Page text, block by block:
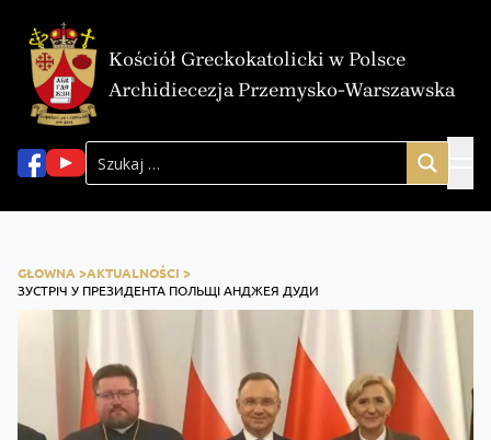
Kościół Greckokatolicki w Polsce
Archidiecezja Przemysko-Warszawska
GŁOWNA >AKTUALNOŚCI >
ЗУСТРІЧ У ПРЕЗИДЕНТА ПОЛЬЩІ АНДЖЕЯ ДУДИ